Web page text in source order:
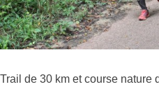
Trail de 30 km et course nature